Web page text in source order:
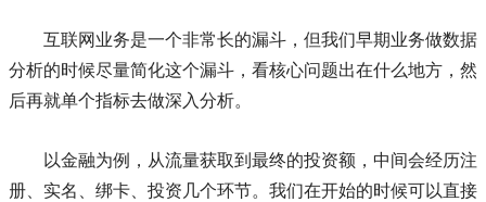
互联网业务是一个非常长的漏斗，但我们早期业务做数据
分析的时候尽量简化这个漏斗，看核心问题出在什么地方，然
后再就单个指标去做深入分析。
以金融为例，从流量获取到最终的投资额，中间会经历注
册、实名、绑卡、投资几个环节。我们在开始的时候可以直接